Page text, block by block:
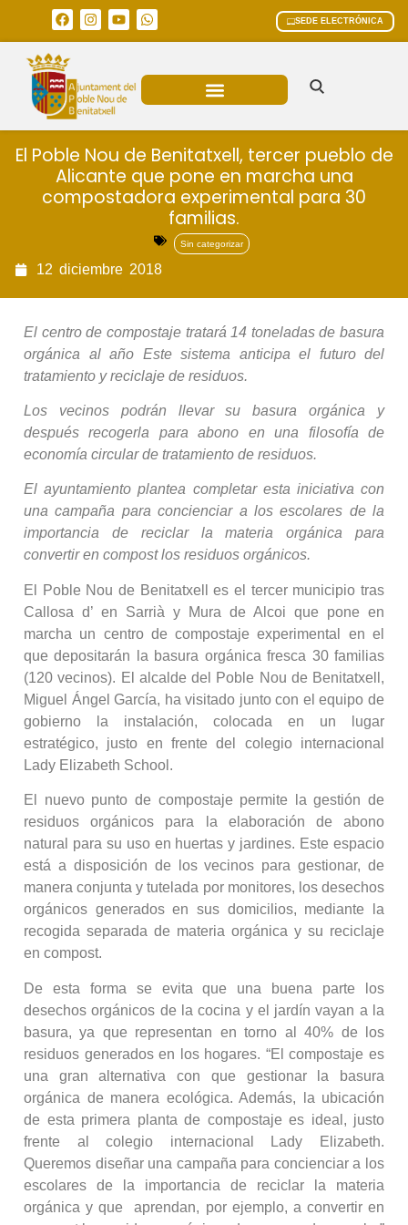
SEDE ELECTRÓNICA
El Poble Nou de Benitatxell, tercer pueblo de
Alicante que pone en marcha una
compostadora experimental para 30
familias.
Sin categorizar
12 diciembre 2018
El centro de compostaje tratará 14 toneladas de basura
orgánica al año Este sistema anticipa el futuro del
tratamiento y reciclaje de residuos.
Los vecinos podrán llevar su basura orgánica y
después recogerla para abono en una filosofía de
economía circular de tratamiento de residuos.
El ayuntamiento plantea completar esta iniciativa con
una campaña para concienciar a los escolares de la
importancia de reciclar la materia orgánica para
convertir en compost los residuos orgánicos.
El Poble Nou de Benitatxell es el tercer municipio tras
Callosa d’ en Sarrià y Mura de Alcoi que pone en
marcha un centro de compostaje experimental en el
que depositarán la basura orgánica fresca 30 familias
(120 vecinos). El alcalde del Poble Nou de Benitatxell,
Miguel Ángel García, ha visitado junto con el equipo de
gobierno la instalación, colocada en un lugar
estratégico, justo en frente del colegio internacional
Lady Elizabeth School.
El nuevo punto de compostaje permite la gestión de
residuos orgánicos para la elaboración de abono
natural para su uso en huertas y jardines. Este espacio
está a disposición de los vecinos para gestionar, de
manera conjunta y tutelada por monitores, los desechos
orgánicos generados en sus domicilios, mediante la
recogida separada de materia orgánica y su reciclaje
en compost.
De esta forma se evita que una buena parte los
desechos orgánicos de la cocina y el jardín vayan a la
basura, ya que representan en torno al 40% de los
residuos generados en los hogares. “El compostaje es
una gran alternativa con que gestionar la basura
orgánica de manera ecológica. Además, la ubicación
de esta primera planta de compostaje es ideal, justo
frente al colegio internacional Lady Elizabeth.
Queremos diseñar una campaña para concienciar a los
escolares de la importancia de reciclar la materia
orgánica y que aprendan, por ejemplo, a convertir en